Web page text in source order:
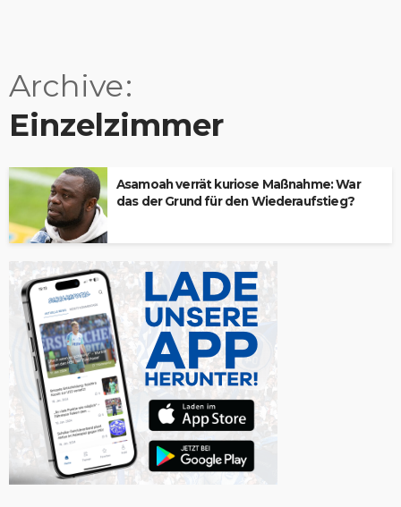
Archive
Einzelzimmer
Asamoah verrät kuriose Maßnahme: War
das der Grund für den Wiederaufstieg?